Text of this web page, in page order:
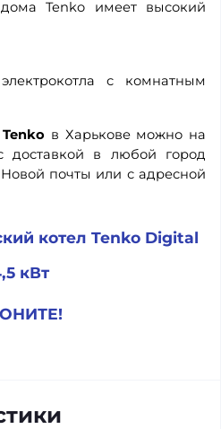
Tenko имеет высокий
с комнатным
в Харькове можно на
доставкой в любой город
почты или с адресной
котел Tenko Digital
кВт